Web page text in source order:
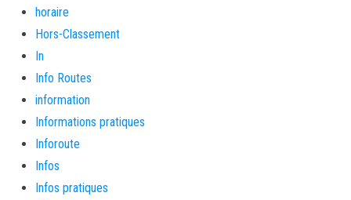
horaire
Hors-Classement
In
Info Routes
information
Informations pratiques
Inforoute
Infos
Infos pratiques